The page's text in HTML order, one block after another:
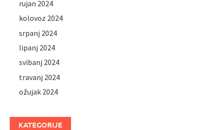
rujan 2024
kolovoz 2024
srpanj 2024
lipanj 2024
svibanj 2024
travanj 2024
ožujak 2024
KATEGORIJE